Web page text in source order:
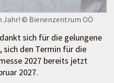
Jahr! © Bienenzentrum OÖ
sich für die gelungene
den Termin für die
2027 bereits jetzt
2027.